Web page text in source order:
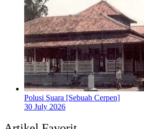
Polusi Suara [Sebuah Cerpen]
30 July 2026